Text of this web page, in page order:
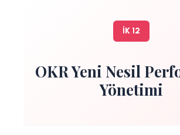
İK 12
OKR Yeni Nesil
Yönetimi